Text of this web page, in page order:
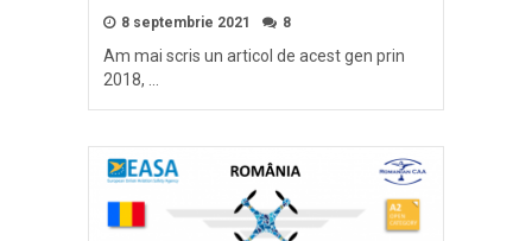
8 septembrie 2021 8
Am mai scris un articol de acest gen prin
2018, …